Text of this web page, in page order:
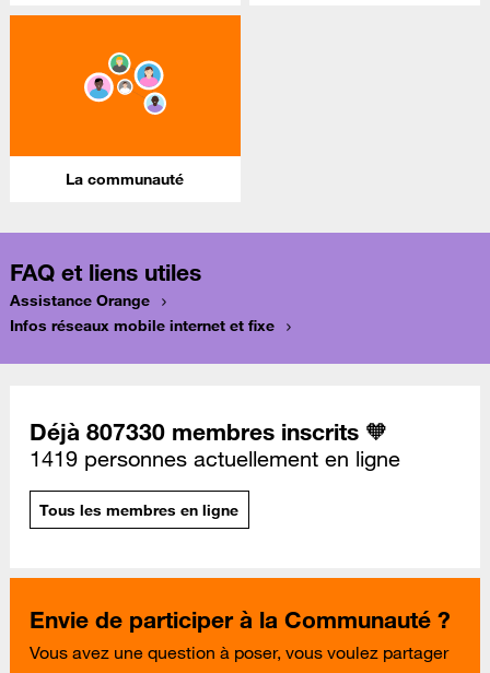
La communauté
FAQ et liens utiles
Assistance Orange
Infos réseaux mobile internet et fixe
Déjà 807330 membres inscrits 🧡
1419 personnes actuellement en ligne
Tous les membres en ligne
Envie de participer à la Communauté ?
Vous avez une question à poser, vous voulez partager